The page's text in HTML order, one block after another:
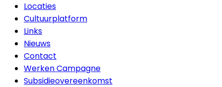
Locaties
Cultuurplatform
Links
Nieuws
Contact
Werken Campagne
Subsidieovereenkomst